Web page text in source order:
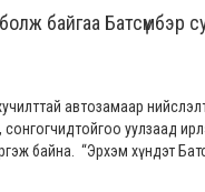
байгаа Батсүмбэр
автозамаар
уулзаад
байна. “Эрхэм хүндэт